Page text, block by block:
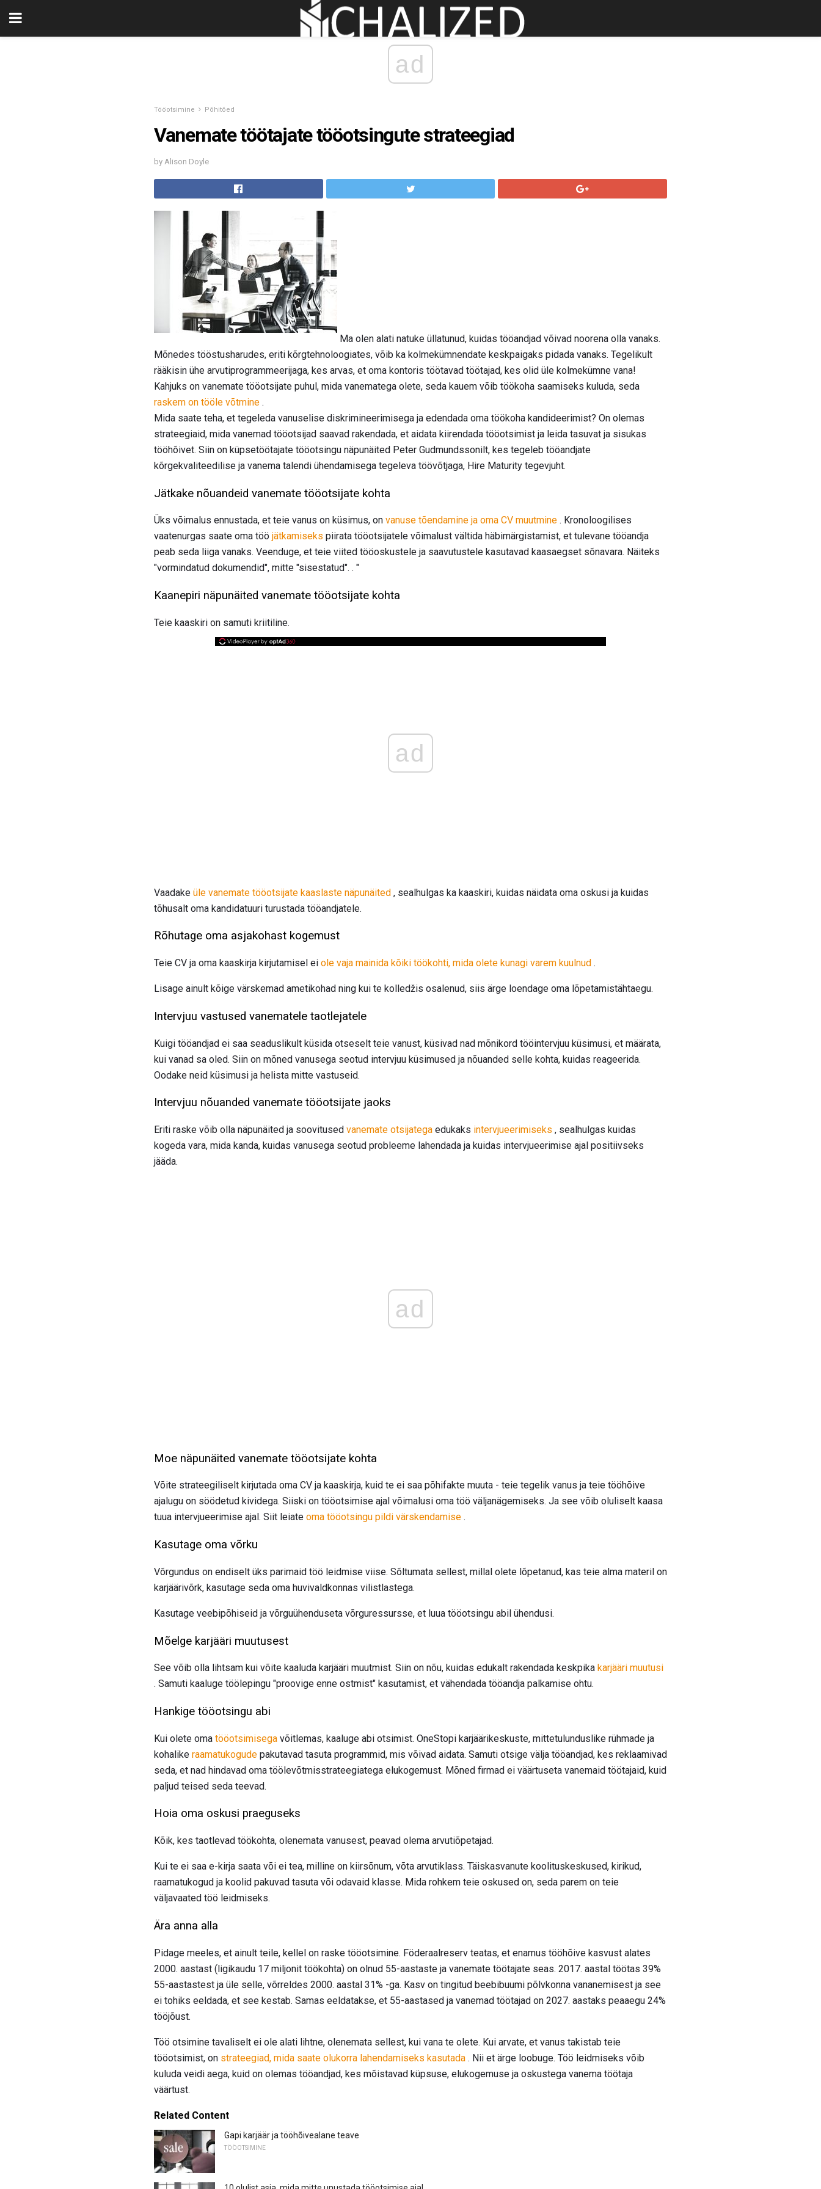
ad
Tööotsimine Põhitõed
Vanemate töötajate tööotsingute strateegiad
by Alison Doyle
Ma olen alati natuke üllatunud, kuidas tööandjad võivad noorena olla vanaks.
Mõnedes tööstusharudes, eriti kõrgtehnoloogiates, võib ka kolmekümnendate keskpaigaks pidada vanaks. Tegelikult
rääkisin ühe arvutiprogrammeerijaga, kes arvas, et oma kontoris töötavad töötajad, kes olid üle kolmekümne vana!
Kahjuks on vanemate tööotsijate puhul, mida vanematega olete, seda kauem võib töökoha saamiseks kuluda, seda
raskem on tööle võtmine .
Mida saate teha, et tegeleda vanuselise diskrimineerimisega ja edendada oma töökoha kandideerimist? On olemas
strateegiaid, mida vanemad tööotsijad saavad rakendada, et aidata kiirendada tööotsimist ja leida tasuvat ja sisukas
tööhõivet. Siin on küpsetöötajate tööotsingu näpunäited Peter Gudmundssonilt, kes tegeleb tööandjate
kõrgekvaliteedilise ja vanema talendi ühendamisega tegeleva töövõtjaga, Hire Maturity tegevjuht.
Jätkake nõuandeid vanemate tööotsijate kohta
Üks võimalus ennustada, et teie vanus on küsimus, on vanuse tõendamine ja oma CV muutmine . Kronoloogilises
vaatenurgas saate oma töö jätkamiseks piirata tööotsijatele võimalust vältida häbimärgistamist, et tulevane tööandja
peab seda liiga vanaks. Veenduge, et teie viited tööoskustele ja saavutustele kasutavad kaasaegset sõnavara. Näiteks
"vormindatud dokumendid", mitte "sisestatud". . "
Kaanepiri näpunäited vanemate tööotsijate kohta
Teie kaaskiri on samuti kriitiline.
ad
Vaadake üle vanemate tööotsijate kaaslaste näpunäited , sealhulgas ka kaaskiri, kuidas näidata oma oskusi ja kuidas
tõhusalt oma kandidatuuri turustada tööandjatele.
Rõhutage oma asjakohast kogemust
Teie CV ja oma kaaskirja kirjutamisel ei ole vaja mainida kõiki töökohti, mida olete kunagi varem kuulnud .
Lisage ainult kõige värskemad ametikohad ning kui te kolledžis osalenud, siis ärge loendage oma lõpetamistähtaegu.
Intervjuu vastused vanematele taotlejatele
Kuigi tööandjad ei saa seaduslikult küsida otseselt teie vanust, küsivad nad mõnikord tööintervjuu küsimusi, et määrata,
kui vanad sa oled. Siin on mõned vanusega seotud intervjuu küsimused ja nõuanded selle kohta, kuidas reageerida.
Oodake neid küsimusi ja helista mitte vastuseid.
Intervjuu nõuanded vanemate tööotsijate jaoks
Eriti raske võib olla näpunäited ja soovitused vanemate otsijatega edukaks intervjueerimiseks , sealhulgas kuidas
kogeda vara, mida kanda, kuidas vanusega seotud probleeme lahendada ja kuidas intervjueerimise ajal positiivseks
jääda.
ad
Moe näpunäited vanemate tööotsijate kohta
Võite strateegiliselt kirjutada oma CV ja kaaskirja, kuid te ei saa põhifakte muuta - teie tegelik vanus ja teie tööhõive
ajalugu on söödetud kividega. Siiski on tööotsimise ajal võimalusi oma töö väljanägemiseks. Ja see võib oluliselt kaasa
tuua intervjueerimise ajal. Siit leiate oma tööotsingu pildi värskendamise .
Kasutage oma võrku
Võrgundus on endiselt üks parimaid töö leidmise viise. Sõltumata sellest, millal olete lõpetanud, kas teie alma materil on
karjäärivõrk, kasutage seda oma huvivaldkonnas vilistlastega.
Kasutage veebipõhiseid ja võrguühenduseta võrguressursse, et luua tööotsingu abil ühendusi.
Mõelge karjääri muutusest
See võib olla lihtsam kui võite kaaluda karjääri muutmist. Siin on nõu, kuidas edukalt rakendada keskpika karjääri muutusi
. Samuti kaaluge töölepingu "proovige enne ostmist" kasutamist, et vähendada tööandja palkamise ohtu.
Hankige tööotsingu abi
Kui olete oma tööotsimisega võitlemas, kaaluge abi otsimist. OneStopi karjäärikeskuste, mittetulunduslike rühmade ja
kohalike raamatukogude pakutavad tasuta programmid, mis võivad aidata. Samuti otsige välja tööandjad, kes reklaamivad
seda, et nad hindavad oma töölevõtmisstrateegiatega elukogemust. Mõned firmad ei väärtuseta vanemaid töötajaid, kuid
paljud teised seda teevad.
Hoia oma oskusi praeguseks
Kõik, kes taotlevad töökohta, olenemata vanusest, peavad olema arvutiõpetajad.
Kui te ei saa e-kirja saata või ei tea, milline on kiirsõnum, võta arvutiklass. Täiskasvanute koolituskeskused, kirikud,
raamatukogud ja koolid pakuvad tasuta või odavaid klasse. Mida rohkem teie oskused on, seda parem on teie
väljavaated töö leidmiseks.
Ära anna alla
Pidage meeles, et ainult teile, kellel on raske tööotsimine. Föderaalreserv teatas, et enamus tööhõive kasvust alates
2000. aastast (ligikaudu 17 miljonit töökohta) on olnud 55-aastaste ja vanemate töötajate seas. 2017. aastal töötas 39%
55-aastastest ja üle selle, võrreldes 2000. aastal 31% -ga. Kasv on tingitud beebibuumi põlvkonna vananemisest ja see
ei tohiks eeldada, et see kestab. Samas eeldatakse, et 55-aastased ja vanemad töötajad on 2027. aastaks peaaegu 24%
tööjõust.
Töö otsimine tavaliselt ei ole alati lihtne, olenemata sellest, kui vana te olete. Kui arvate, et vanus takistab teie
tööotsimist, on strateegiad, mida saate olukorra lahendamiseks kasutada . Nii et ärge loobuge. Töö leidmiseks võib
kuluda veidi aega, kuid on olemas tööandjad, kes mõistavad küpsuse, elukogemuse ja oskustega vanema töötaja
väärtust.
Related Content
Gapi karjäär ja tööhõivealane teave
TÖÖOTSIMINE